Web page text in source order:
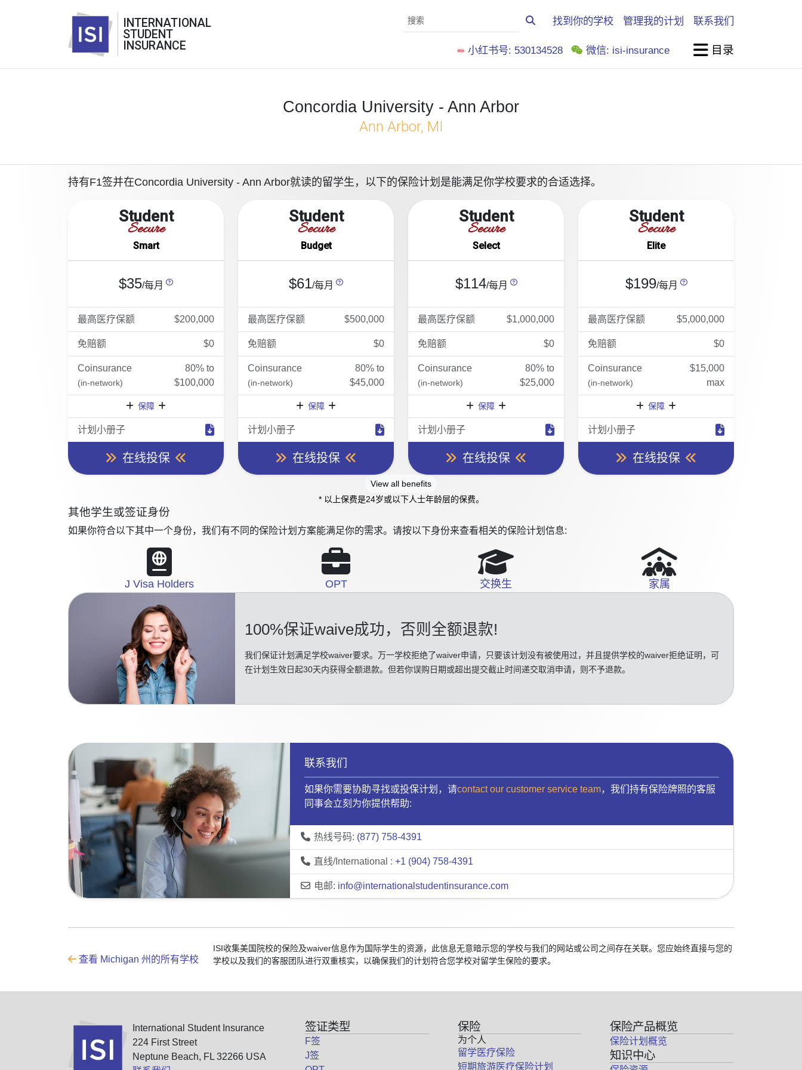
INTERNATIONAL
STUDENT
INSURANCE
找到你的学校 管理我的计划 联系我们
小红书号: 530134528 微信: isi-insurance 目录
Concordia University - Ann Arbor
Ann Arbor, MI
持有F1签并在Concordia University - Ann Arbor就读的留学生，以下的保险计划是能满足你学校要求的合适选择。
Student
Secure
Smart
$35/每月
最高医疗保额 $200,000
免赔额 $0
Coinsurance
(in-network)
80% to
$100,000
保障
计划小册子
在线投保
Student
Secure
Budget
$61/每月
最高医疗保额 $500,000
免赔额 $0
Coinsurance
(in-network)
80% to
$45,000
保障
计划小册子
在线投保
Student
Secure
Select
$114/每月
最高医疗保额 $1,000,000
免赔额 $0
Coinsurance
(in-network)
80% to
$25,000
保障
计划小册子
在线投保
Student
Secure
Elite
$199/每月
最高医疗保额 $5,000,000
免赔额 $0
Coinsurance
(in-network)
$15,000
max
保障
计划小册子
在线投保
View all benefits
* 以上保费是24岁或以下人士年龄层的保费。
其他学生或签证身份
如果你符合以下其中一个身份，我们有不同的保险计划方案能满足你的需求。请按以下身份来查看相关的保险计划信息:
J Visa Holders OPT 交换生 家属
100%保证waive成功 ，否则全额退款!
我们保证计划满足学校waiver要求。万一学校拒绝了waiver申请，只要该计划没有被使用过，并且提供学校的waiver拒绝证明，可
在计划生效日起30天内获得全额退款。但若你误购日期或超出提交截止时间递交取消申请，则不予退款。
联系我们
如果你需要协助寻找或投保计划，请contact our customer service team，我们持有保险牌照的客服
同事会立刻为你提供帮助:
热线号码: (877) 758-4391
直线/International : +1 (904) 758-4391
电邮: info@internationalstudentinsurance.com
查看 Michigan 州的所有学校
ISI收集美国院校的保险及waiver信息作为国际学生的资源，此信息无意暗示您的学校与我们的网站或公司之间存在关联。您应始终直接与您的
学校以及我们的客服团队进行双重核实，以确保我们的计划符合您学校对留学生保险的要求。
International Student Insurance
224 First Street
Neptune Beach, FL 32266 USA
签证类型
F签
J签
保险
为个人
留学医疗保险
短期旅游医疗保险计划
保险产品概览
保险计划概览
知识中心